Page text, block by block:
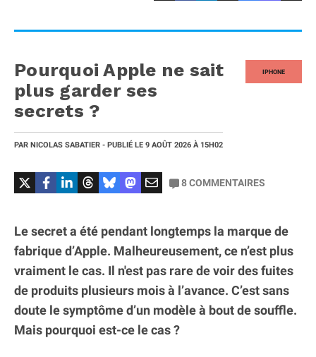
IPHONE
Pourquoi Apple ne sait
plus garder ses
secrets ?
PAR NICOLAS SABATIER - PUBLIÉ LE 9 AOÛT 2026 À 15H02
8COMMENTAIRES
Le secret a été pendant longtemps la marque de
fabrique d’Apple. Malheureusement, ce n’est plus
vraiment le cas. Il n'est pas rare de voir des fuites
de produits plusieurs mois à l’avance. C’est sans
doute le symptôme d’un modèle à bout de souffle.
Mais pourquoi est-ce le cas ?